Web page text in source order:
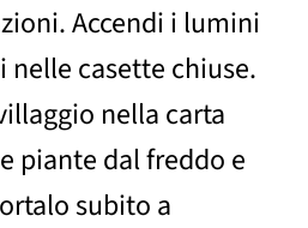
Accendi i lumini
casette chiuse.
nella carta
piante dal freddo e
subito a